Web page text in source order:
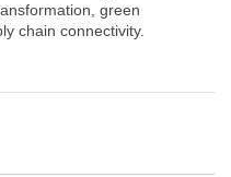
green
chain connectivity.